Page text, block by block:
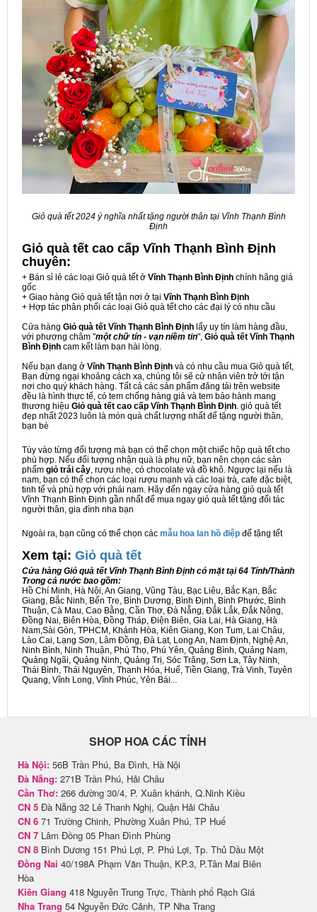
Giỏ quà tết 2024 ý nghĩa nhất tặng người thân tại Vĩnh Thạnh Bình
Định
Giỏ quà tết cao cấp Vĩnh Thạnh Bình Định
chuyên:
+ Bán sỉ lẻ các loại Giỏ quà tết ở Vĩnh Thạnh Bình Định chính hãng giá
gốc
+ Giao hàng Giỏ quà tết tận nơi ở tại Vĩnh Thạnh Bình Định
+ Hợp tác phân phối các loại Giỏ quà tết cho các đại lý có nhu cầu
Cửa hàng Giỏ quà tết Vĩnh Thạnh Bình Định lấy uy tín làm hàng đầu,
với phương châm "một chữ tín - vạn niềm tin", Giỏ quà tết Vĩnh Thạnh
Bình Định cam kết làm bạn hài lòng.
Nếu bạn đang ở Vĩnh Thạnh Bình Định và có nhu cầu mua Giỏ quà tết,
Bạn đừng ngại khoảng cách xa, chúng tôi sẽ cử nhân viên trở tới tận
nơi cho quý khách hàng. Tất cả các sản phẩm đăng tải trên website
đều là hình thực tế, có tem chống hàng giả và tem bảo hành mang
thương hiệu Giỏ quà tết cao cấp Vĩnh Thạnh Bình Định. giỏ quà tết
đẹp nhất 2023 luôn là món quà chất lượng nhất để tặng người thân,
bạn bè
Tùy vào từng đối tượng mà bạn có thể chọn một chiếc hộp quà tết cho
phù hợp. Nếu đối tượng nhận quà là phụ nữ, bạn nên chọn các sản
phẩm giỏ trái cây, rượu nhẹ, có chocolate và đồ khô. Ngược lại nếu là
nam, bạn có thể chọn các loại rượu mạnh và các loại trà, cafe đặc biệt,
tinh tế và phù hợp với phái nam. Hãy đến ngay cửa hàng giỏ quà tết
Vĩnh Thạnh Bình Định gần nhất để mua ngay giỏ quà tết tặng đối tác
người thân, gia đình nha bạn
Ngoài ra, bạn cũng có thể chọn các mẫu hoa lan hồ điệp để tặng tết
Xem tại: Giỏ quà tết
Cửa hàng Giỏ quà tết Vĩnh Thạnh Bình Định có mặt tại 64 Tỉnh/Thành
Trong cả nước bao gồm:
Hồ Chí Minh, Hà Nội, An Giang, Vũng Tàu, Bạc Liêu, Bắc Kạn, Bắc
Giang, Bắc Ninh, Bến Tre, Bình Dương, Bình Định, Bình Phước, Bình
Thuận, Cà Mau, Cao Bằng, Cần Thơ, Đà Nẵng, Đắk Lắk, Đắk Nông,
Đồng Nai, Biên Hòa, Đồng Tháp, Điện Biên, Gia Lai, Hà Giang, Hà
Nam,Sài Gòn, TPHCM, Khánh Hòa, Kiên Giang, Kon Tum, Lai Châu,
Lào Cai, Lạng Sơn, Lâm Đồng, Đà Lạt, Long An, Nam Định, Nghệ An,
Ninh Bình, Ninh Thuận, Phú Thọ, Phú Yên, Quảng Bình, Quảng Nam,
Quảng Ngãi, Quảng Ninh, Quảng Trị, Sóc Trăng, Sơn La, Tây Ninh,
Thái Bình, Thái Nguyên, Thanh Hóa, Huế, Tiền Giang, Trà Vinh, Tuyên
Quang, Vĩnh Long, Vĩnh Phúc, Yên Bái...
SHOP HOA CÁC TỈNH
Hà Nội: 56B Trần Phú, Ba Đình, Hà Nội
Đà Nẵng: 271B Trần Phú, Hải Châu
Cần Thơ: 266 đường 30/4, P. Xuân khánh, Q.Ninh Kiều
CN 5 Đà Nẵng 32 Lê Thanh Nghị, Quận Hải Châu
CN 6 71 Trường Chinh, Phường Xuân Phú, TP Huế
CN 7 Lâm Đồng 05 Phan Đình Phùng
CN 8 Bình Dương 151 Phú Lợi, P. Phú Lợi, Tp. Thủ Dầu Một
Đồng Nai 40/198A Phạm Văn Thuận, KP.3, P.Tân Mai Biên
Hòa
Kiên Giang 418 Nguyễn Trung Trực, Thành phố Rạch Giá
Nha Trang 54 Nguyễn Đức Cảnh, TP Nha Trang